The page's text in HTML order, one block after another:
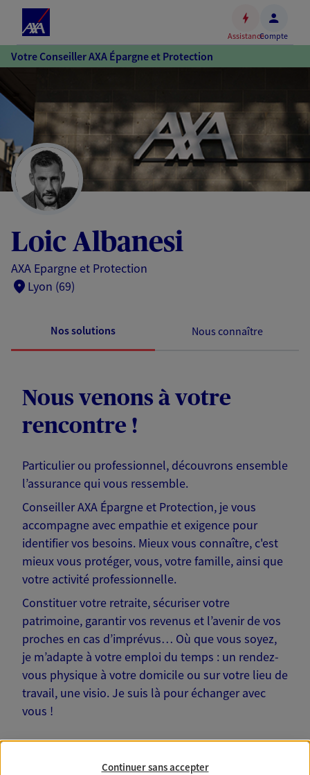
Accéder
au
Accéder
au
pied
de
page
AssistanceCompte
Votre Conseiller AXA Épargne et Protection
Loic Albanesi
AXA Epargne et Protection
Lyon (69)
Nos solutions Nous connaître
Nous venons à votre
rencontre !
Particulier ou professionnel, découvrons ensemble
l’assurance qui vous ressemble.
Conseiller AXA Épargne et Protection, je vous
accompagne avec empathie et exigence pour
identifier vos besoins. Mieux vous connaître, c'est
mieux vous protéger, vous, votre famille, ainsi que
votre activité professionnelle.
Constituer votre retraite, sécuriser votre
patrimoine, garantir vos revenus et l’avenir de vos
proches en cas d’imprévus… Où que vous soyez,
je m’adapte à votre emploi du temps : un rendez-
vous physique à votre domicile ou sur votre lieu de
travail, une visio. Je suis là pour échanger avec
vous !
Continuer sans accepter